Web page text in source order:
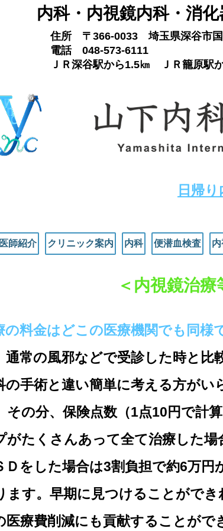
内科・内視鏡内科​・消
住所 〒366-0033 埼玉県深
電話 048-573-6111
ＪＲ深谷駅から1.5㎞ ＪＲ籠原駅
日帰
医師紹介 クリニック案内 内科 便潜血検査
＜ 内視鏡治療
の料金はどこの医療機関でも同様
通常の風邪などで受診した時と比
の手術と違い簡単に考える方が
その分、保険点数（1点10円で計
がたくさんあって全て治療した場
Ｄをした場合は3割負担で約6万
ます。早期に見つけることがで
医療費削減にも貢献することがで